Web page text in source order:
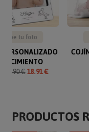
Sube tu foto
PERSONALIZADO
NACIMIENTO
19.90 €18.91 €
PRODUCTOS